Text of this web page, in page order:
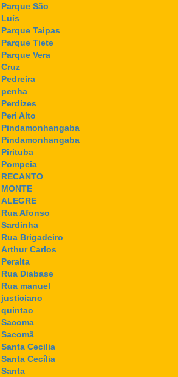
Parque São
Luís
Parque Taipas
Parque Tiete
Parque Vera
Cruz
Pedreira
penha
Perdizes
Peri Alto
Pindamonhangaba
Pindamonhangaba
Pirituba
Pompeia
RECANTO
MONTE
ALEGRE
Rua Afonso
Sardinha
Rua Brigadeiro
Arthur Carlos
Peralta
Rua Diabase
Rua manuel
justiciano
quintao
Sacoma
Sacomã
Santa Cecilia
Santa Cecília
Santa